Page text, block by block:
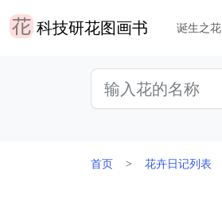
科技研花图画书 诞生之花
首页 花卉日记列表